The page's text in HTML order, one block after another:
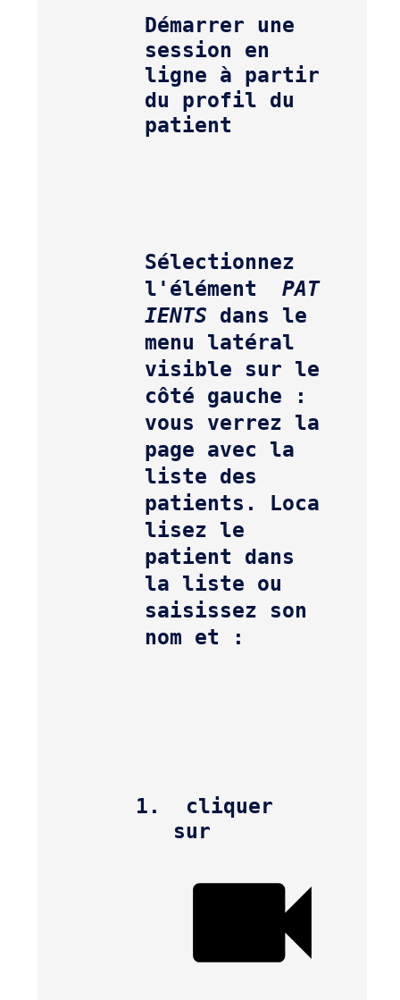
Démarrer une
session en
ligne à partir
du profil du
patient
Sélectionnez
l'élément PAT
IENTS dans le
menu latéral
visible sur le
côté gauche :
vous verrez la
page avec la
liste des
patients. Loca
lisez le
patient dans
la liste ou
saisissez son
nom et :
cliquer
sur